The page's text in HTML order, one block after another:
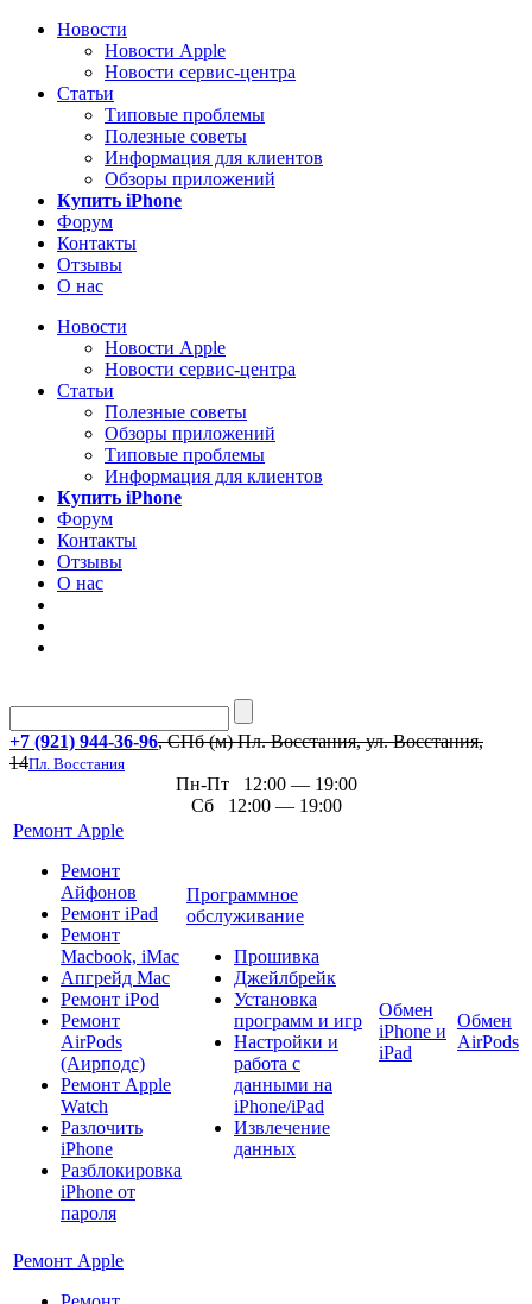
Новости
Новости Apple
Новости сервис-центра
Статьи
Типовые проблемы
Полезные советы
Информация для клиентов
Обзоры приложений
Купить iPhone
Форум
Контакты
Отзывы
О нас
Новости
Новости Apple
Новости сервис-центра
Статьи
Полезные советы
Обзоры приложений
Типовые проблемы
Информация для клиентов
Купить iPhone
Форум
Контакты
Отзывы
О нас
+7 (921) 944-36-96, СПб (м) Пл. Восстания, ул. Восстания,
14Пл. Восстания
Пн-Пт 12:00 — 19:00
Сб 12:00 — 19:00
Ремонт Apple
Ремонт
Айфонов
Ремонт iPad
Ремонт
Macbook, iMac
Апгрейд Mac
Ремонт iPod
Ремонт
AirPods
(Аирподс)
Ремонт Apple
Watch
Разлочить
iPhone
Разблокировка
iPhone от
пароля
Программное
обслуживание
Прошивка
Джейлбрейк
Установка
программ и игр
Настройки и
работа с
данными на
iPhone/iPad
Извлечение
данных
Обмен
iPhone и
iPad
Обмен
AirPods
Ремонт Apple